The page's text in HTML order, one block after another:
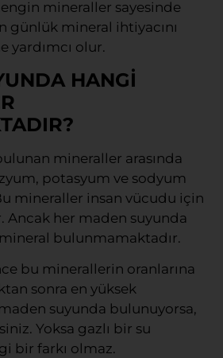
mineraller sayesinde
günlük mineral ihtiyacını
yardımcı olur.
HANGİ
mineraller arasında
potasyum ve sodyum
mineraller insan vücudu için
Ancak her maden suyunda
bulunmamaktadır.
bu minerallerin oranlarına
sonra en yüksek
suyunda bulunuyorsa,
Yoksa gazlı bir su
bir farkı olmaz.